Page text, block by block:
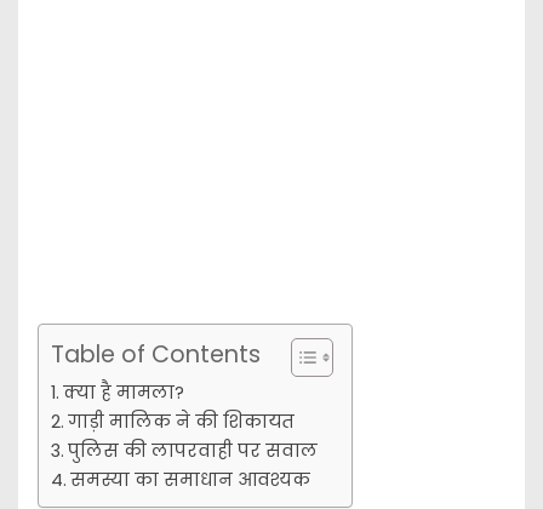
Table of Contents
क्या है मामला?
गाड़ी मालिक ने की शिकायत
पुलिस की लापरवाही पर सवाल
समस्या का समाधान आवश्यक